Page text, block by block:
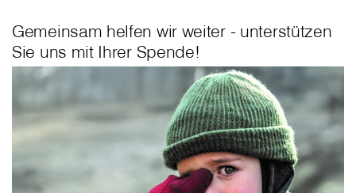
Gemeinsam helfen wir weiter - unterstützen
Sie uns mit Ihrer Spende!